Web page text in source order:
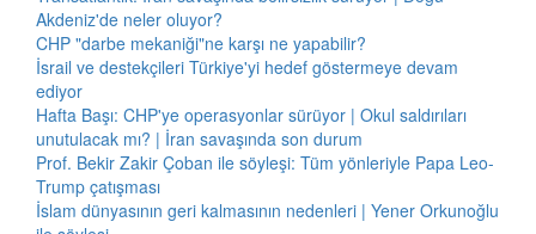
Akdeniz'de neler oluyor?
CHP "darbe mekaniği"ne karşı ne yapabilir?
İsrail ve destekçileri Türkiye'yi hedef göstermeye devam
ediyor
Hafta Başı: CHP'ye operasyonlar sürüyor | Okul saldırıları
unutulacak mı? | İran savaşında son durum
Prof. Bekir Zakir Çoban ile söyleşi: Tüm yönleriyle Papa Leo-
Trump çatışması
İslam dünyasının geri kalmasının nedenleri | Yener Orkunoğlu